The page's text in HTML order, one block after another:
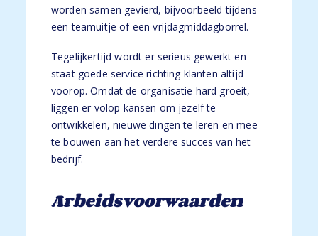
worden samen gevierd, bijvoorbeeld tijdens
een teamuitje of een vrijdagmiddagborrel.
Tegelijkertijd wordt er serieus gewerkt en
staat goede service richting klanten altijd
voorop. Omdat de organisatie hard groeit,
liggen er volop kansen om jezelf te
ontwikkelen, nieuwe dingen te leren en mee
te bouwen aan het verdere succes van het
bedrijf.
Arbeidsvoorwaarden